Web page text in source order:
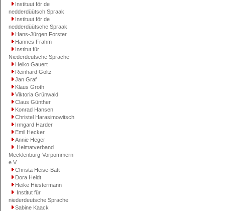
Instituut för de
nedderdüütsch Spraak
Instituut för de
nedderdüütsche Spraak
Hans-Jürgen Forster
Hannes Frahm
Institut für
Niederdeutsche Sprache
Heiko Gauert
Reinhard Goltz
Jan Graf
Klaus Groth
Viktoria Grünwald
Claus Günther
Konrad Hansen
Christel Harasimowitsch
Irmgard Harder
Emil Hecker
Annie Heger
Heimatverband
Mecklenburg-Vorpommern
e.V.
Christa Heise-Batt
Dora Heldt
Heike Hiestermann
Institut für
niederdeutsche Sprache
Sabine Kaack